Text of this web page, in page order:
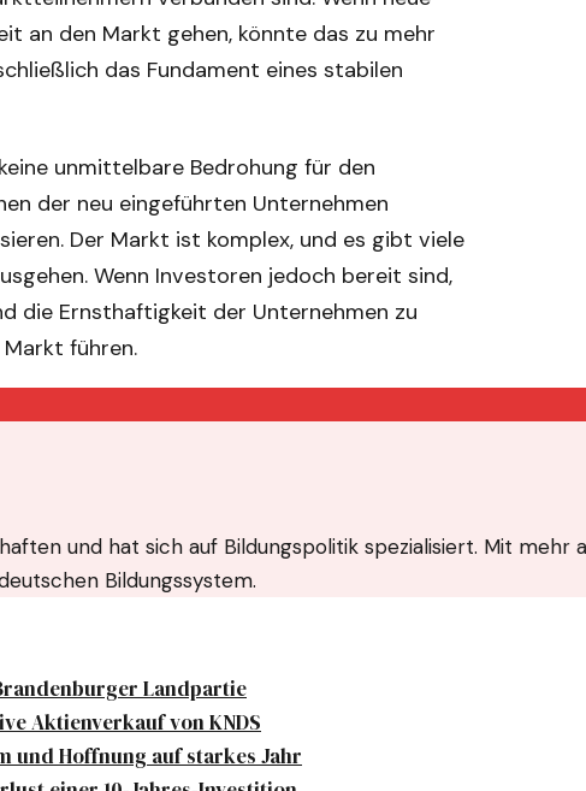
an den Markt gehen, könnte das zu mehr
das Fundament eines stabilen
unmittelbare Bedrohung für den
der neu eingeführten Unternehmen
Der Markt ist komplex, und es gibt viele
Wenn Investoren jedoch bereit sind,
die Ernsthaftigkeit der Unternehmen zu
führen.
und hat sich auf Bildungspolitik spezialisiert. Mit
Bildungssystem.
Landpartie
Aktienverkauf von KNDS
und Hoffnung auf starkes Jahr